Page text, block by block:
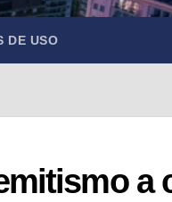
DE USO
a